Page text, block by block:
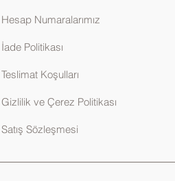
Hesap Numaralarımız
İade Politikası
Teslimat Koşulları
Gizlilik ve Çerez Politikası
Satış Sözleşmesi